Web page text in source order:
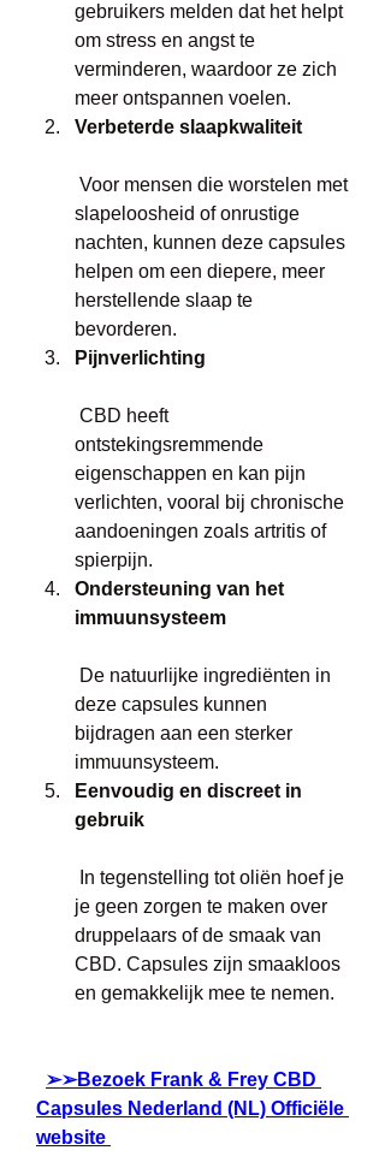
gebruikers melden dat het helpt
om stress en angst te
verminderen, waardoor ze zich
meer ontspannen voelen.
Verbeterde slaapkwaliteit
slapeloosheid of onrustige
nachten, kunnen deze capsules
helpen om een diepere, meer
herstellende slaap te
bevorderen.
Pijnverlichting
ontstekingsremmende
eigenschappen en kan pijn
verlichten, vooral bij chronische
aandoeningen zoals artritis of
spierpijn.
Ondersteuning van het
immuunsysteem
deze capsules kunnen
bijdragen aan een sterker
immuunsysteem.
Eenvoudig en discreet in
gebruik
je geen zorgen te maken over
druppelaars of de smaak van
CBD. Capsules zijn smaakloos
en gemakkelijk mee te nemen.
➢➢Bezoek Frank & Frey CBD
Capsules Nederland (NL) Officiële
website